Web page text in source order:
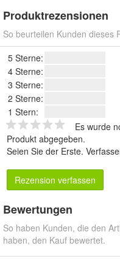
Produktrezensionen
So beurteilen Kunden dieses
5 Sterne:
4 Sterne:
3 Sterne:
2 Sterne:
1 Stern:
Es wurde
Produkt abgegeben.
Seien Sie der Erste.
Rezension verfassen
Bewertungen
So haben Kunden, die den
haben, den Kauf bewertet.